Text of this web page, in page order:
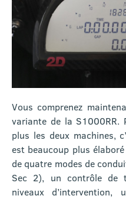
Vous comprenez
variante de la S1000RR.
plus les deux machines,
est beaucoup plus
de quatre modes de
Sec 2), un contrôle de
niveaux d’intervention,